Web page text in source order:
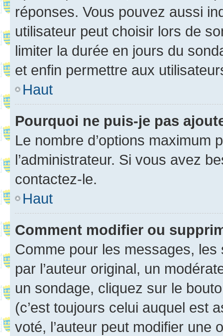
réponses. Vous pouvez aussi
utilisateur peut choisir lors de
limiter la durée en jours du
et enfin permettre aux
Haut
Pourquoi ne puis-je pas
Le nombre d’options maximum
l’administrateur. Si vous avez
contactez-le.
Haut
Comment modifier ou
Comme pour les messages,
par l’auteur original, un
un sondage, cliquez sur le
(c’est toujours celui auquel est
voté, l’auteur peut modifier une